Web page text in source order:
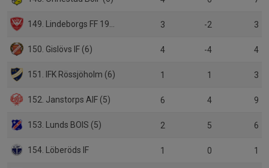
149. Lindeborgs FF 1948 (5) 3 -2 3
150. Gislövs IF (6) 4 -4 4
151. IFK Rössjöholm (6) 1 1 3
152. Janstorps AIF (5) 6 4 9
153. Lunds BOIS (5) 2 5 6
154. Löberöds IF 1 0 1